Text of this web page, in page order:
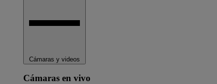
Cámaras y videos
Cámaras en vivo